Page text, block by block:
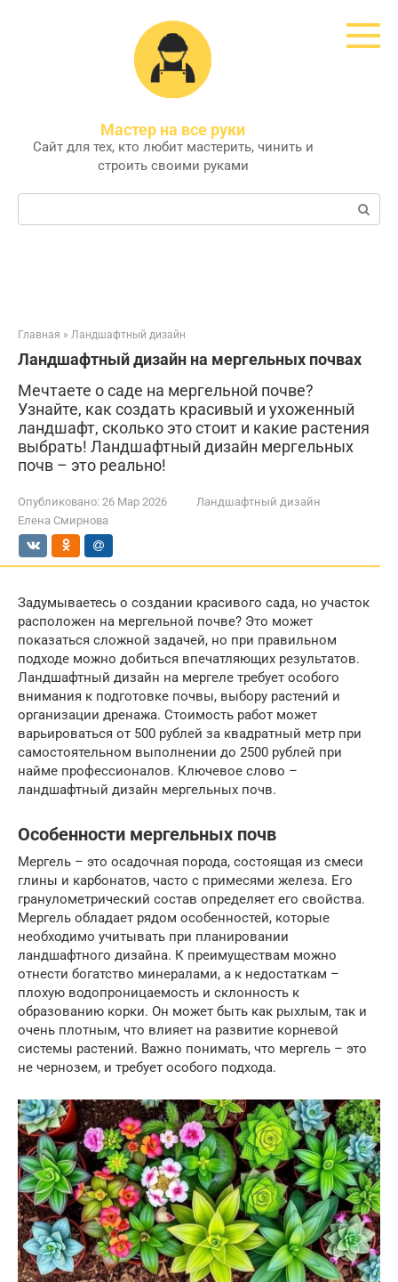
Мастер на все руки
Сайт для тех, кто любит мастерить, чинить и
строить своими руками
Поиск:
Главная » Ландшафтный дизайн
Ландшафтный дизайн на мергельных почвах
Мечтаете о саде на мергельной почве?
Узнайте, как создать красивый и ухоженный
ландшафт, сколько это стоит и какие растения
выбрать! Ландшафтный дизайн мергельных
почв – это реально!
Опубликовано: 26 Мар 2026
Ландшафтный дизайн
Елена Смирнова
Задумываетесь о создании красивого сада, но участок
расположен на мергельной почве? Это может
показаться сложной задачей, но при правильном
подходе можно добиться впечатляющих результатов.
Ландшафтный дизайн на мергеле требует особого
внимания к подготовке почвы, выбору растений и
организации дренажа. Стоимость работ может
варьироваться от 500 рублей за квадратный метр при
самостоятельном выполнении до 2500 рублей при
найме профессионалов. Ключевое слово –
ландшафтный дизайн мергельных почв.
Особенности мергельных почв
Мергель – это осадочная порода, состоящая из смеси
глины и карбонатов, часто с примесями железа. Его
гранулометрический состав определяет его свойства.
Мергель обладает рядом особенностей, которые
необходимо учитывать при планировании
ландшафтного дизайна. К преимуществам можно
отнести богатство минералами, а к недостаткам –
плохую водопроницаемость и склонность к
образованию корки. Он может быть как рыхлым, так и
очень плотным, что влияет на развитие корневой
системы растений. Важно понимать, что мергель – это
не чернозем, и требует особого подхода.